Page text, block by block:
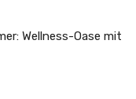
Wellness-Oase mit